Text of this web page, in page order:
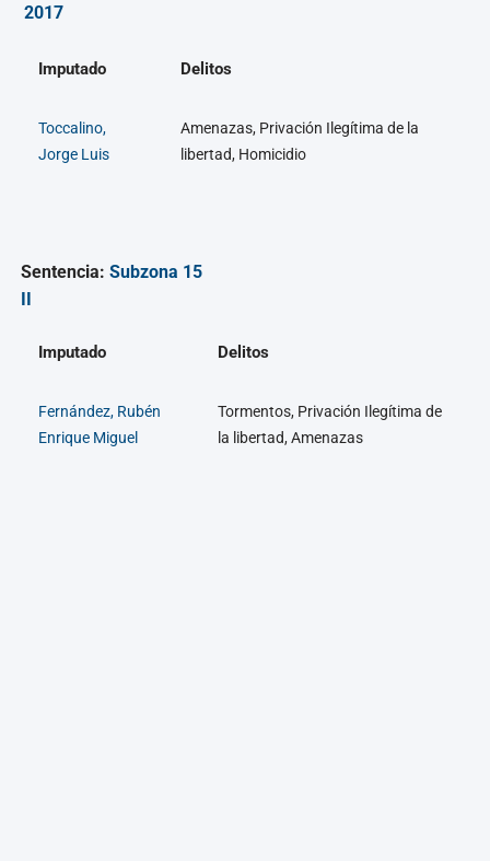
2017
Imputado Delitos
Toccalino,
Jorge Luis
Amenazas, Privación Ilegítima de la
libertad, Homicidio
Sentencia: Subzona 15
Imputado Delitos
Fernández, Rubén
Enrique Miguel
Tormentos, Privación Ilegítima de
la libertad, Amenazas